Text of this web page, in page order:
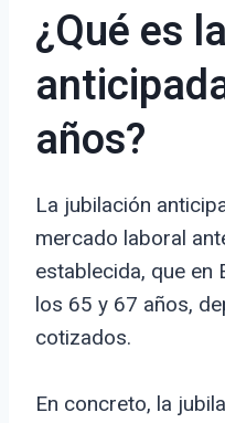
¿Qué es
años?
La jubilación
mercado laboral
establecida, que en
los 65 y 67 años,
cotizados.
En concreto, la